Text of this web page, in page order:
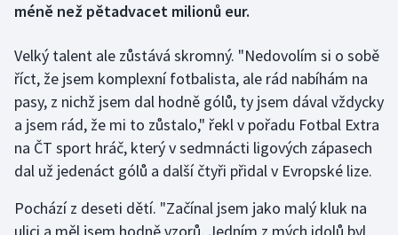
Futsal
Golf
Gymnastika
méně než pětadvacet milionů eur.
Velký talent ale zůstává skromný. "Nedovolím si o sobě
říct, že jsem komplexní fotbalista, ale rád nabíhám na
pasy, z nichž jsem dal hodně gólů, ty jsem dával vždycky
a jsem rád, že mi to zůstalo," řekl v pořadu Fotbal Extra
na ČT sport hráč, který v sedmnácti ligových zápasech
dal už jedenáct gólů a další čtyři přidal v Evropské lize.
Pochází z deseti dětí. "Začínal jsem jako malý kluk na